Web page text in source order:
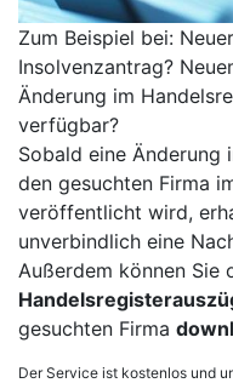
Zum Beispiel bei:
Insolvenzantrag?
Änderung im
verfügbar?
Sobald eine Änderung
den gesuchten Firma
veröffentlicht wird,
unverbindlich eine
Außerdem können Sie
gesuchten Firma
Der Service ist kostenlos und